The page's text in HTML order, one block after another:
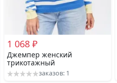
1 068 ₽
Джемпер женский
трикотажный
заказов: 1